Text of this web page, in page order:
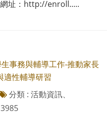
址：http://enroll.....
事務與輔導工作-推動家長
適性輔導研習
分類 : 活動資訊、